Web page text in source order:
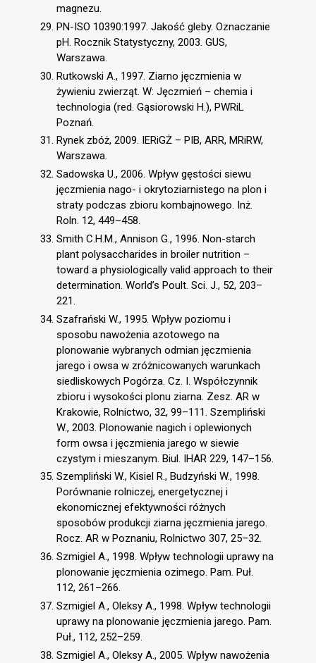
magnezu.
PN-ISO 10390:1997. Jakość gleby. Oznaczanie
pH. Rocznik Statystyczny, 2003. GUS,
Warszawa.
Rutkowski A., 1997. Ziarno jęczmienia w
żywieniu zwierząt. W: Jęczmień – chemia i
technologia (red. Gąsiorowski H.), PWRiL
Poznań.
Rynek zbóż, 2009. IERiGŻ – PIB, ARR, MRiRW,
Warszawa.
Sadowska U., 2006. Wpływ gęstości siewu
jęczmienia nago- i okrytoziarnistego na plon i
straty podczas zbioru kombajnowego. Inż.
Roln. 12, 449–458.
Smith C.H.M., Annison G., 1996. Non-starch
plant polysaccharides in broiler nutrition –
toward a physiologically valid approach to their
determination. World’s Poult. Sci. J., 52, 203–
221.
Szafrański W., 1995. Wpływ poziomu i
sposobu nawożenia azotowego na
plonowanie wybranych odmian jęczmienia
jarego i owsa w zróżnicowanych warunkach
siedliskowych Pogórza. Cz. I. Współczynnik
zbioru i wysokości plonu ziarna. Zesz. AR w
Krakowie, Rolnictwo, 32, 99–111. Szempliński
W., 2003. Plonowanie nagich i oplewionych
form owsa i jęczmienia jarego w siewie
czystym i mieszanym. Biul. IHAR 229, 147–156.
Szempliński W., Kisiel R., Budzyński W., 1998.
Porównanie rolniczej, energetycznej i
ekonomicznej efektywności różnych
sposobów produkcji ziarna jęczmienia jarego.
Rocz. AR w Poznaniu, Rolnictwo 307, 25–32.
Szmigiel A., 1998. Wpływ technologii uprawy na
plonowanie jęczmienia ozimego. Pam. Puł.
112, 261–266.
Szmigiel A., Oleksy A., 1998. Wpływ technologii
uprawy na plonowanie jęczmienia jarego. Pam.
Puł., 112, 252–259.
Szmigiel A., Oleksy A., 2005. Wpływ nawożenia